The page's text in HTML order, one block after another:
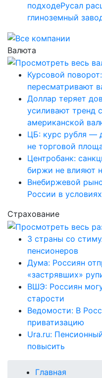
подходеРусал
глиноземный
Валюта
Курсовой
пересматривают
Доллар теряет
усиливают тренд
американской
ЦБ: курс рубля —
не торговой
Центробанк:
биржи не влияют
Внебиржевой
России в
Страхование
3 страны со
пенсионеров
Дума: Россиян
«застрявших»
ВШЭ: Россиян
старости
Ведомости: В
приватизацию
Ura.ru:
повысить
Главная